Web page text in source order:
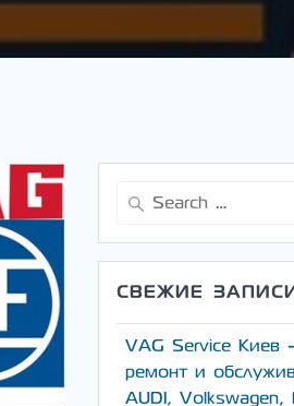
Search
СВЕЖИЕ
VAG Service Киев
ремонт и
AUDI, Volkswagen,